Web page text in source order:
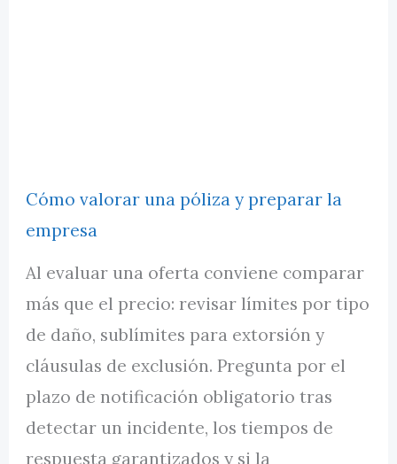
Cómo valorar una póliza y preparar la
empresa
Al evaluar una oferta conviene comparar
más que el precio: revisar límites por tipo
de daño, sublímites para extorsión y
cláusulas de exclusión. Pregunta por el
plazo de notificación obligatorio tras
detectar un incidente, los tiempos de
respuesta garantizados y si la